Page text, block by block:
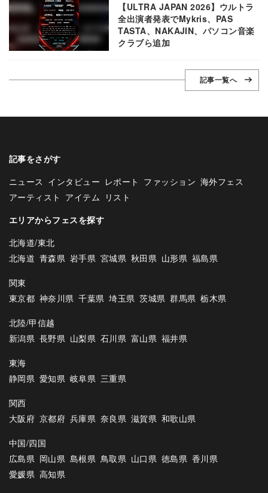
【ULTRA JAPAN 2026】ウルトラ
全出演者発表でMykris、PAS
TASTA、NAKAJIN、パソコン音楽
クラブら追加
記事一覧へ
記事をさがす
ニュース インタビュー レポート ファッション 海外フェス
アーティスト アイテム
リスト
エリアからフェスを探す
北海道/東北
北海道 青森県 岩手県 宮城県 秋田県 山形県 福島県
関東
東京都 神奈川県 千葉県 埼玉県 茨城県 群馬県 栃木県
北陸/甲信越
新潟県 長野県 山梨県 石川県 富山県 福井県
東海
静岡県 愛知県 岐阜県 三重県
関西
大阪府 京都府 兵庫県 奈良県 滋賀県 和歌山県
中国/四国
広島県 岡山県 島根県 鳥取県 山口県 徳島県 香川県
愛媛県 高知県